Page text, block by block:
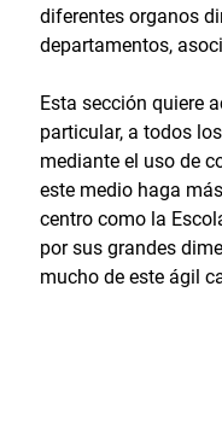
diferentes organos
departamentos,
Esta sección quiere
particular, a todos
mediante el uso de
este medio haga
centro como la
por sus grandes
mucho de este ágil